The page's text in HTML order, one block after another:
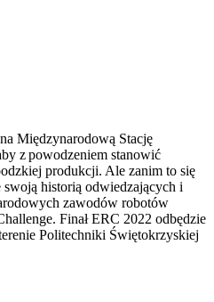
Międzynarodową Stację
z powodzeniem stanowić
produkcji. Ale zanim to się
historią odwiedzających i
zawodów robotów
Finał ERC 2022 odbędzie
Politechniki Świętokrzyskiej